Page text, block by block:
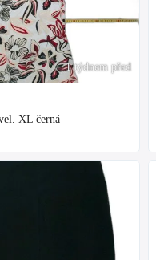
1 týdnem před
XL černá